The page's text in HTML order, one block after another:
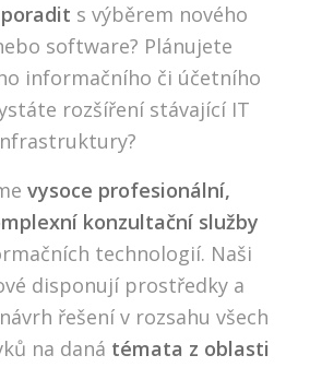
poradit s výběrem nového
software? Plánujete
informačního či účetního
rozšíření stávající IT
vysoce profesionální,
konzultační služby
technologií. Naši
disponují prostředky a
řešení v rozsahu všech
na daná témata z oblasti